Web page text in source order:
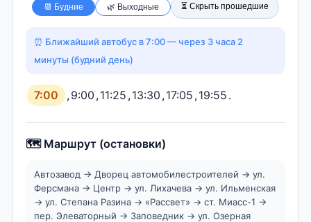
📆 Будние 🌿 Выходные ⏳ Скрыть прошедшие
⏰ Ближайший автобус в 7:00 — через 3 часа 2
минуты (будний день)
7:00 ,9:00 ,11:25 ,13:30 ,17:05 ,19:55 .
🗺️ Маршрут (остановки)
Автозавод → Дворец автомобилестроителей → ул.
Ферсмана → Центр → ул. Лихачева → ул. Ильменская
→ ул. Степана Разина → «Рассвет» → ст. Миасс-1 →
пер. Элеваторный → Заповедник → ул. Озерная